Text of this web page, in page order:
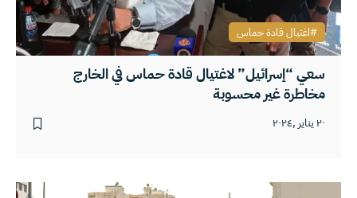
سعي “إسرائيل” لاغتيال قادة حماس في الخارج
مخاطرة غير محسوبة
٢٠ يناير ,٢٠٢٤
اغتيال قادة حماس